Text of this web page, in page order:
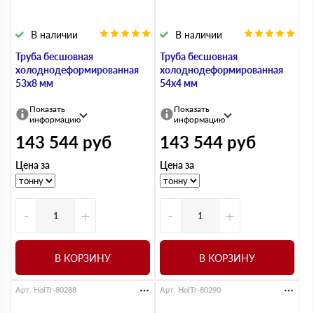
Труба бесшовная
холоднодеформированная
53х8 мм
В наличии
Показать
информацию
143 544 руб
Цена за
- +
В КОРЗИНУ
Труба бесшовная
холоднодеформированная
54х4 мм
В наличии
Показать
информацию
143 544 руб
Цена за
- +
В КОРЗИНУ
Арт. HolTr-80288 Арт. HolTr-80290